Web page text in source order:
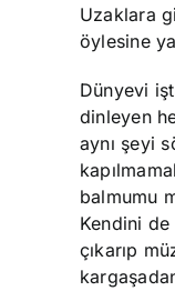
Uzaklara
öylesine
Dünyevi
dinleyen
aynı şeyi
balmumu
Kendini
çıkarıp